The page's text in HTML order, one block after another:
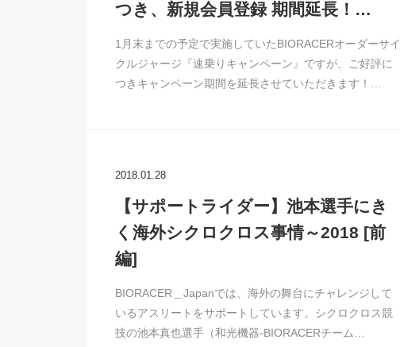
つき、新規会員登録 期間延長！…
1月末までの予定で実施していたBIORACERオーダーサイ
クルジャージ『速乗りキャンペーン』ですが、ご好評に
つきキャンペーン期間を延長させていただきます！…
2018.01.28
【サポートライダー】池本選手にき
く海外シクロクロス事情～2018 [前
編]
BIORACER＿Japanでは、海外の舞台にチャレンジして
いるアスリートをサポートしています。シクロクロス競
技の池本真也選手（和光機器-BIORACERチーム…